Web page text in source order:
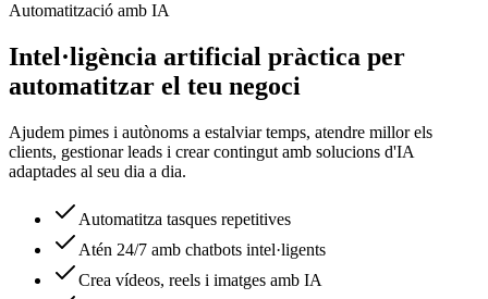
Automatització amb IA
Intel·ligència artificial pràctica per
automatitzar el teu negoci
Ajudem pimes i autònoms a estalviar temps, atendre millor els
clients, gestionar leads i crear contingut amb solucions d'IA
adaptades al seu dia a dia.
Automatitza tasques repetitives
Atén 24/7 amb chatbots intel·ligents
Crea vídeos, reels i imatges amb IA